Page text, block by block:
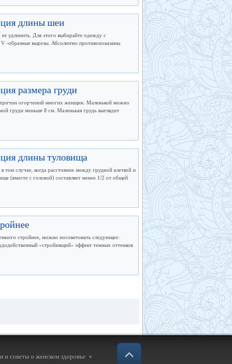
длины шеи
ее удлинить. Для этого выбирайте одежду с
-образные вырезы. Абсолютно противопоказаны
размера груди
огорчений многих женщин. Маленькой можно
груди меньше 8 см. Маленькая грудь выглядит
длины туловища
том случае, когда расстояние между грудной клеткой и
(вместе с головой) составляет менее 1/2 от общей
стройнее, можно посоветовать следующее:
«стройнящий» эффект темных оттенков
и советы о женском здоровье ♥